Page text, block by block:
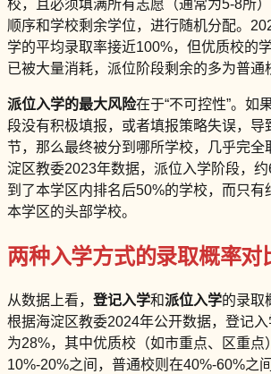
校，且必须填满所有志愿（通常为5-8所
顺序和学校剩余学位，进行随机分配。
学的平均录取率接近100%，但优质校的
已被大量消耗，派位阶段剩余的多为普通
派位入学的最大风险在于“不可控性”。如
段没有积极填报，或者填报策略失误，导
节，那么最终被分到哪所学校，几乎完全
淀区教委2023年数据，派位入学阶段，
到了本学区内排名后50%的学校，而只有
本学区的头部学校。
两种入学方式的录取概率对
从数据上看， 登记入学和派位入学的录取
根据海淀区教委2024年公开数据，登记
为28%，其中优质校（如市重点、区重点
10%-20%之间，普通校则在40%-60%之